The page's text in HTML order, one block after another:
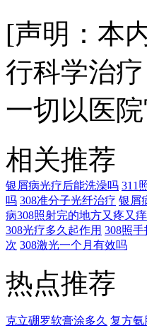
[声明：本
行科学治
一切以医
相关推荐
银屑病光疗后能洗澡吗 311
吗 308准分子光纤治疗 银屑
病308照射完的地方又疼又
308光疗多久起作用 308照
次 308激光一个月有效吗
热点推荐
克立硼罗软膏涂多久 复方氨